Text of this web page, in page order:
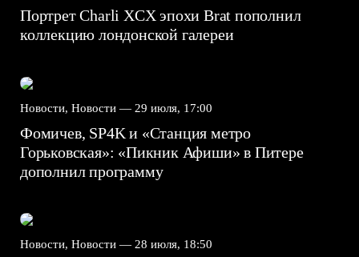
Портрет Charli XCX эпохи Brat пополнил
коллекцию лондонской галереи
Новости, Новости — 29 июля, 17:00
Фомичев, SP4K и «Станция метро
Горьковская»: «Пикник Афиши» в Питере
дополнил программу
Новости, Новости — 28 июля, 18:50